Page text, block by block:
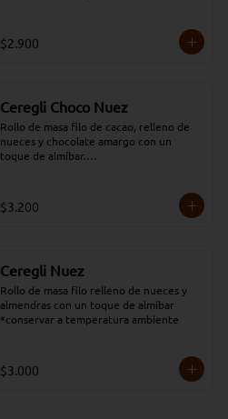
$2.900
Ceregli Choco Nuez
Rollo de masa filo de cacao, relleno de
nueces y chocolate amargo con un
toque de almíbar.
$3.200
Ceregli Nuez
Rollo de masa filo relleno de nueces y
almendras con un toque de almíbar
*conservar a temperatura ambiente
$3.000